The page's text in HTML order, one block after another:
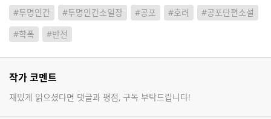
#투명인간 #투명인간소일장 #공포 #호러
#공포단편소설
#학폭
#반전
작가 코멘트
재밌게 읽으셨다면 댓글과 평점, 구독 부탁드립니다!